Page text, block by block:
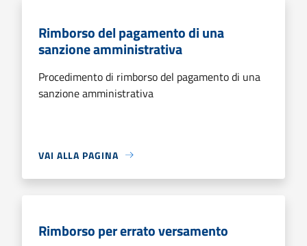
Rimborso del pagamento di una
sanzione amministrativa
Procedimento di rimborso del pagamento di una
sanzione amministrativa
VAI ALLA PAGINA
Rimborso per errato versamento